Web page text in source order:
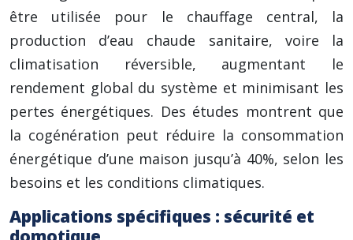
être utilisée pour le chauffage central, la
production d’eau chaude sanitaire, voire la
climatisation réversible, augmentant le
rendement global du système et minimisant les
pertes énergétiques. Des études montrent que
la cogénération peut réduire la consommation
énergétique d’une maison jusqu’à 40%, selon les
besoins et les conditions climatiques.
Applications spécifiques : sécurité et